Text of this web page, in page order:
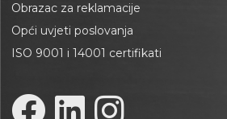
Obrazac za reklamacije
Opći uvjeti poslovanja
ISO 9001 i 14001 certifikati